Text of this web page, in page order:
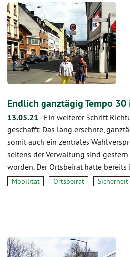
Endlich ganztägig Tempo
13.05.21 - Ein weiterer Schritt
geschafft: Das lang ersehnte,
somit auch ein zentrales
seitens der Verwaltung sind
worden. Der Ortsbeirat hatte
Mobilität Ortsbeirat Sicherheit